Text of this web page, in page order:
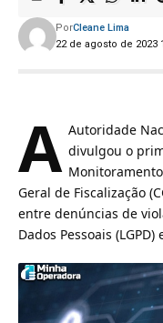
22 de agosto de 2023
PorCleane Lima
A Autoridade
divulgou o
Geral de Fiscalização
entre denúncias de
Dados Pessoais (LGPD)